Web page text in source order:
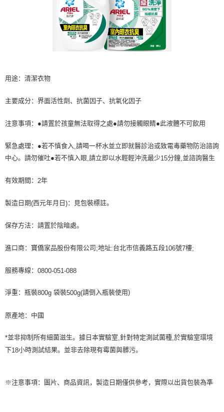
料，請勿選用本服務。
用途：清潔衣物
主要成分：界面活性劑、抗菌因子、抗氧化因子
注意事項：●請置於孩童無法取得之處●請勿接觸眼睛●此液體不可飲用
緊急處理：●若不慎食入 請喝一杯水並立即就醫診治或致電毒藥物防治諮詢
中心。請勿催吐●若不慎入眼,請立即以水輕輕沖洗最少15分鐘,並諮詢醫生
有效期間： 2年
製造日期(西元年月日 )：見包裝標註。
保存方法：請置於陰暗處。
進口商：寶僑家品股份有限公司 ;地址:台北市信義路五段106號7樓;
服務專線： 0800-051-088
淨重：瓶裝800g 袋裝500g(請倒入瓶裝使用)
原產地：中國
*並非抑制所有細菌滋生。據日本實驗室 針對特定測試菌種 於實驗室環境
下18小時測試結果。並非去除現有霉菌與髒污。
※注意事項：圖片、商品資訊，製造日期僅供參考，實際以出貨包裝為準